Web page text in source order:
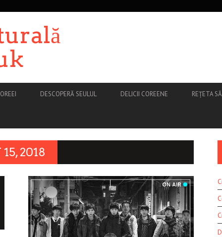
DESCOPERĂ SEULUL DELICII COREENE REȚETA
2018